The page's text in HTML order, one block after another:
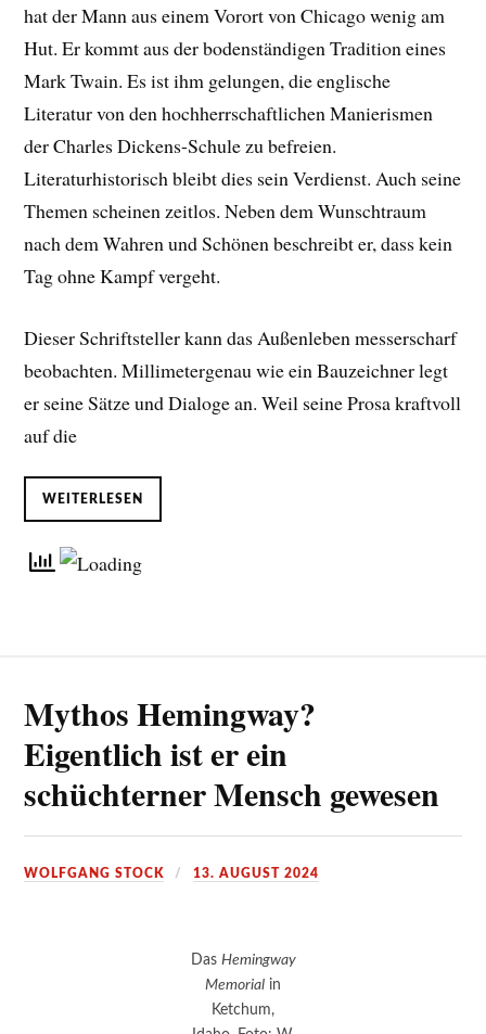
hat der Mann aus einem Vorort von Chicago wenig am
Hut. Er kommt aus der bodenständigen Tradition eines
Mark Twain. Es ist ihm gelungen, die englische
Literatur von den hochherrschaftlichen Manierismen
der Charles Dickens-Schule zu befreien.
Literaturhistorisch bleibt dies sein Verdienst. Auch seine
Themen scheinen zeitlos. Neben dem Wunschtraum
nach dem Wahren und Schönen beschreibt er, dass kein
Tag ohne Kampf vergeht.
Dieser Schriftsteller kann das Außenleben messerscharf
beobachten. Millimetergenau wie ein Bauzeichner legt
er seine Sätze und Dialoge an. Weil seine Prosa kraftvoll
auf die
WEITERLESEN
Mythos Hemingway?
Eigentlich ist er ein
schüchterner Mensch gewesen
WOLFGANG STOCK 13. AUGUST 2024
Das Hemingway
Memorial in
Ketchum,